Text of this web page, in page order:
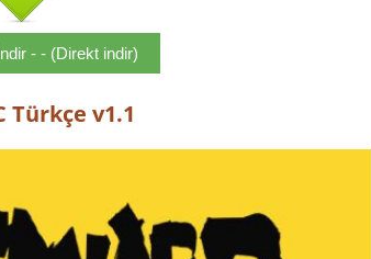
- - (Direkt indir)
Türkçe v1.1